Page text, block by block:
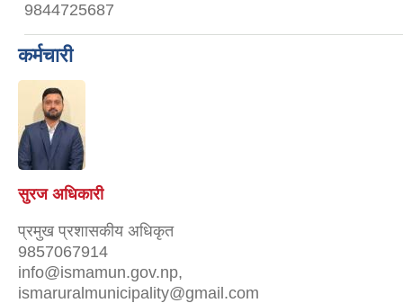
9844725687
कर्मचारी
सुरज अधिकारी
प्रमुख प्रशासकीय अधिकृत
9857067914
info@ismamun.gov.np,
ismaruralmunicipality@gmail.com